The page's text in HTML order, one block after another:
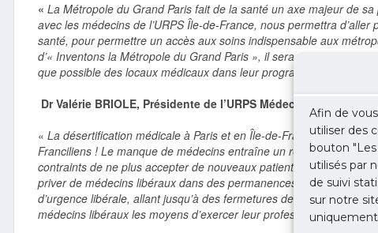
Afin de
utiliser des
bouton
utilisés par
de suivi
sur notre
« La Métropole du Grand Paris fait de la santé un axe majeur de sa
avec les médecins de l’URPS Île-de-France, nous permettra
santé, pour permettre un accès aux soins indispensable aux
d’« Inventons la Métropole du Grand Paris », il sera demandé aux
que possible des locaux médicaux dans leur programmation.»
Dr Valérie BRIOLE, Présidente de l’URPS Médecins Île-de-
« La désertification médicale à Paris et en Île-de-France a atteint
Franciliens ! Le manque de médecins entraîne un retard d’accès
contraints de ne plus accepter de nouveaux patients. Chaque
priver de médecins libéraux dans des permanences de gardes de
d’urgence libérale, allant jusqu’à des fermetures de lignes de
médecins libéraux les moyens d’exercer leur profession dans de